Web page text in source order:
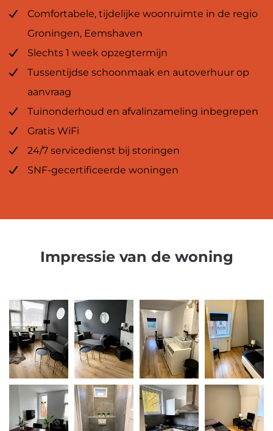
Comfortabele, tijdelijke woonruimte in de regio
Groningen, Eemshaven
Slechts 1 week opzegtermijn
Tussentijdse schoonmaak en autoverhuur op
aanvraag
Tuinonderhoud en afvalinzameling inbegrepen
Gratis WiFi
24/7 servicedienst bij storingen
SNF-gecertificeerde woningen
Impressie van de woning